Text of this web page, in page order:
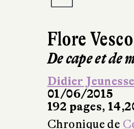
Flore Vesco
De cape et de
Didier Jeunesse
01/06/2015
192 pages,
Chronique de